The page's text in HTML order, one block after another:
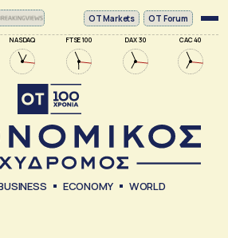
NASDAQ FTSE 100 DAX 30 CAC 40
ΟΤ Markets OT Forum
ECONOMY WORLD